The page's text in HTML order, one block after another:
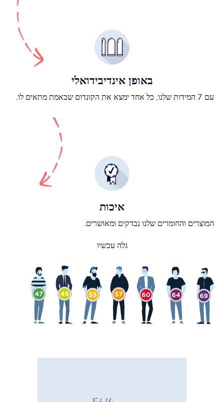
באופן אינדיבידואלי
עם 7 המידות שלנו, כל אחד ימצא את הקונדום שבאמת מתאים לו.
איכות
המוצרים והחומרים שלנו נבדקים ומאושרים.
גלה עכשיו